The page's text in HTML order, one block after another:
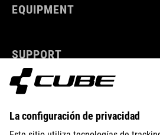
EQUIPMENT
SUPPORT
ABOUT US